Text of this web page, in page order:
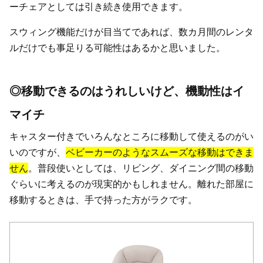
ーチェアとしては引き続き使用できます。
スウィング機能だけが目当てであれば、数カ月間のレンタ
ルだけでも事足りる可能性はあるかと思いました。
◎移動できるのはうれしいけど、機動性はイ
マイチ
キャスター付きでいろんなところに移動して使えるのがい
いのですが、 ベビーカーのようなスムーズな移動はできま
せん。普段使いとしては、リビング、ダイニング間の移動
ぐらいに考えるのが現実的かもしれません。離れた部屋に
移動するときは、手で持った方がラクです。